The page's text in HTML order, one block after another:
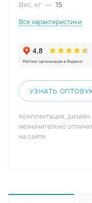
Вес, кг — 15
Все характеристики
УЗНАТЬ
Комплектация, дизайн
незначительно
на сайте